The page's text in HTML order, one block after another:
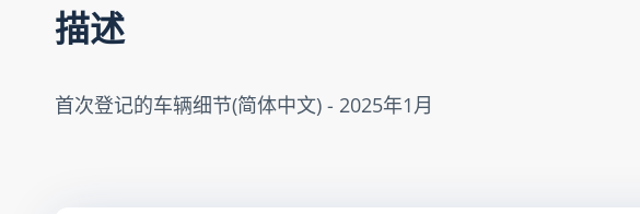
描述
首次登记的车辆细节(简体中文) - 2025年1月